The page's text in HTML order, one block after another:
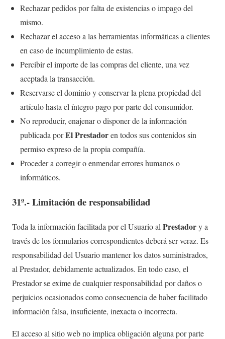
Rechazar pedidos por falta de existencias o impago del
mismo.
Rechazar el acceso a las herramientas informáticas a clientes
en caso de incumplimiento de estas.
Percibir el importe de las compras del cliente, una vez
aceptada la transacción.
Reservarse el dominio y conservar la plena propiedad del
artículo hasta el íntegro pago por parte del consumidor.
No reproducir, enajenar o disponer de la información
publicada porEl Prestadoren todos sus contenidos sin
permiso expreso de la propia compañía.
Proceder a corregir o enmendar errores humanos o
informáticos.
31º.- Limitación de responsabilidad
Toda la información facilitada por el Usuario al Prestadory a
través de los formularios correspondientes deberá ser veraz. Es
responsabilidad del Usuario mantener los datos suministrados,
al Prestador, debidamente actualizados. En todo caso, el
Prestador se exime de cualquier responsabilidad por daños o
perjuicios ocasionados como consecuencia de haber facilitado
información falsa, insuficiente, inexacta o incorrecta.
El acceso al sitio web no implica obligación alguna por parte